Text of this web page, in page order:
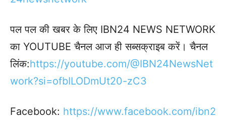
पल पल की खबर के लिए IBN24 NEWS NETWORK
का YOUTUBE चैनल आज ही सब्सक्राइब करें। चैनल
लिंक:https://youtube.com/@IBN24NewsNet
work?si=ofbILODmUt20-zC3
Facebook: https://www.facebook.com/ibn2